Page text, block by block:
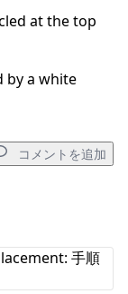
at the top
by a white
コメントを追加